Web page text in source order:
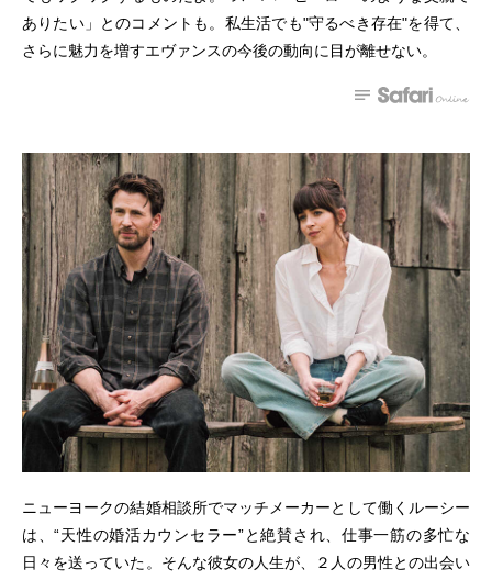
ありたい」とのコメントも。私生活でも"守るべき存在"を得て、
さらに魅力を増すエヴァンスの今後の動向に目が離せない。
ニューヨークの結婚相談所でマッチメーカーとして働くルーシー
は、“天性の婚活カウンセラー”と絶賛され、仕事一筋の多忙な
日々を送っていた。そんな彼女の人生が、２人の男性との出会い